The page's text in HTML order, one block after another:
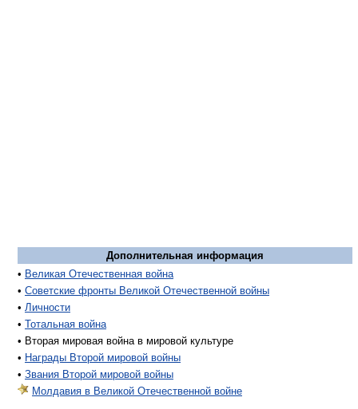
Дополнительная информация
• Великая Отечественная война
• Советские фронты Великой Отечественной войны
• Личности
• Тотальная война
• Вторая мировая война в мировой культуре
• Награды Второй мировой войны
• Звания Второй мировой войны
Молдавия в Великой Отечественной войне